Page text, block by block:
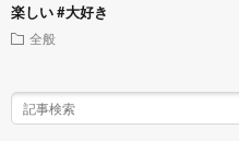
楽しい #大好き
全般